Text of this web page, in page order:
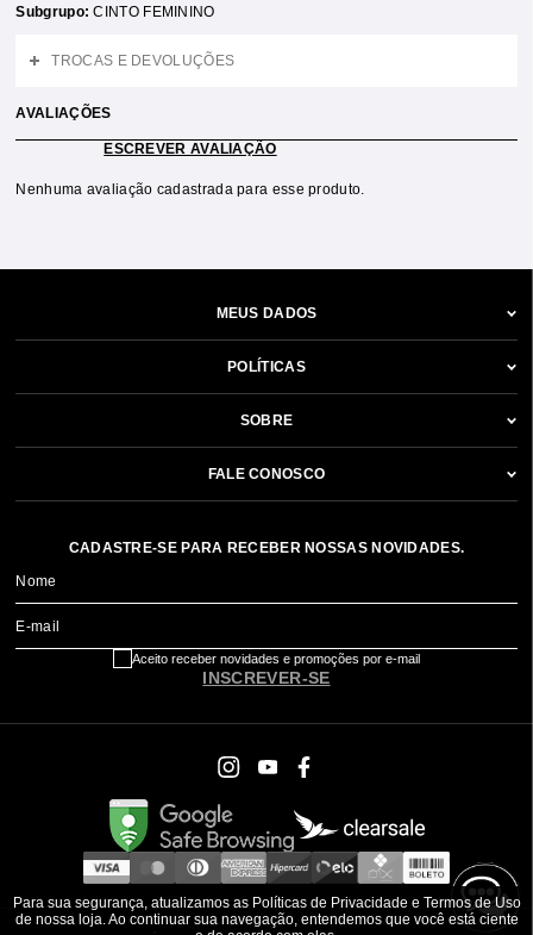
Subgrupo:CINTO FEMININO
TROCAS E DEVOLUÇÕES
AVALIAÇÕES
ESCREVER AVALIAÇÃO
Nenhuma avaliação cadastrada para esse produto.
MEUS DADOS
POLÍTICAS
SOBRE
FALE CONOSCO
CADASTRE-SE PARA RECEBER NOSSAS NOVIDADES.
Nome
E-mail
INSCREVER-SE
Aceito receber novidades e promoções por e-mail
Para sua segurança, atualizamos as Políticas de Privacidade e Termos de Uso
de nossa loja. Ao continuar sua navegação, entendemos que você está ciente